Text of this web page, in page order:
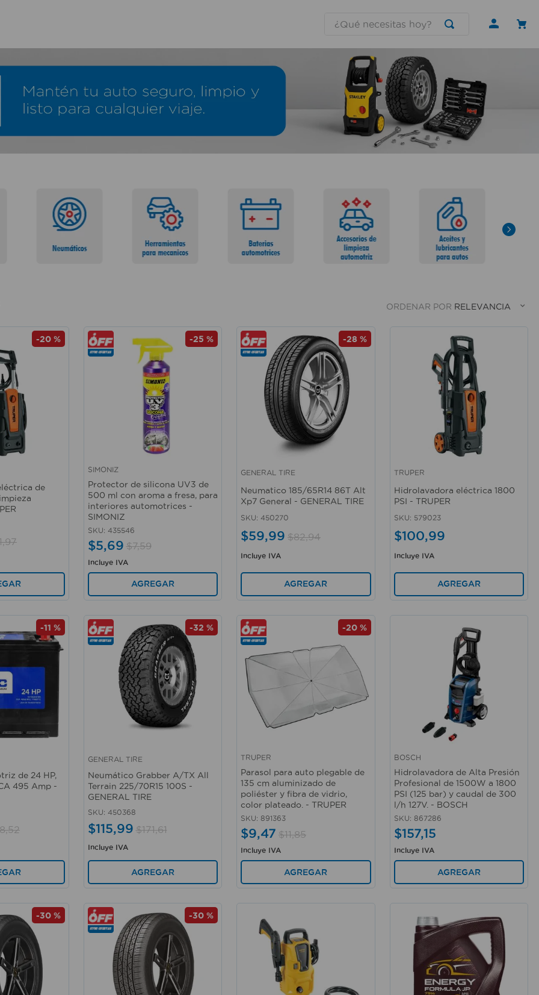
ORDENAR POR RELEVANCIA
-20 %
de
,97
-25 %
SIMONIZ
Protector de silicona UV3 de
500 ml con aroma a fresa, para
interiores automotrices -
SIMONIZ
SKU: 435546
$5,69 $7,59
Incluye IVA
AGREGAR
-28 %
Vista rápida
GENERAL TIRE
Neumatico 185/65R14 86T Alt
Xp7 General - GENERAL TIRE
SKU: 450270
$59,99 $82,94
Incluye IVA
AGREGAR
Vista rápida
TRUPER
Hidrolavadora eléctrica 1800
PSI - TRUPER
SKU: 579023
$100,99
Incluye IVA
AGREGAR
-11 %
de 24 HP,
495 Amp -
,52
-32 %
Vista rápida
GENERAL TIRE
Neumático Grabber A/TX All
Terrain 225/70R15 100S -
GENERAL TIRE
SKU: 450368
$115,99 $171,61
Incluye IVA
AGREGAR
-20 %
TRUPER
Parasol para auto plegable de
135 cm aluminizado de
poliéster y fibra de vidrio,
color plateado. - TRUPER
SKU: 891363
$9,47 $11,85
Incluye IVA
AGREGAR
BOSCH
Hidrolavadora de Alta Presión
Profesional de 1500W a 1800
PSI (125 bar) y caudal de 300
l/h 127V. - BOSCH
SKU: 867286
$157,15
Incluye IVA
AGREGAR
-30 % -30 %
TÉRMINOS MÁS BUSCADOS
1.
lamparas
ducha
3.
silla
8.